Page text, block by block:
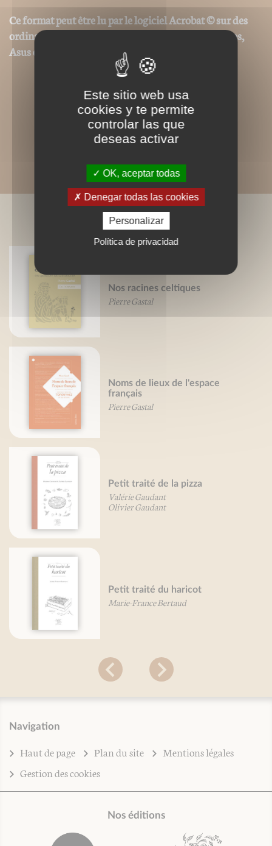
Ce format peut être lu par le logiciel Acrobat © sur des
ordinateurs ou tablettes tactiles de type iPad, Archos,
Asus ou autres.
LIVRES ASSOCIÉS
Nos racines celtiques
Pierre Gastal
Noms de lieux de l'espace
français
Pierre Gastal
Petit traité de la pizza
Valérie Gaudant
Olivier Gaudant
Petit traité du haricot
Marie-France Bertaud
Navigation
Haut de page Plan du site
Mentions légales
Gestion des cookies
Nos éditions
Este sitio web usa
cookies y te permite
controlar las que
deseas activar
OK, aceptar todas
Denegar todas las cookies
Personalizar
Política de privacidad